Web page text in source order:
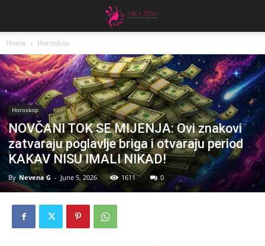
Home Horoskop
Horoskop
NOVČANI TOK SE MIJENJA: Ovi znakovi
zatvaraju poglavlje briga i otvaraju period
KAKAV NISU IMALI NIKAD!
By Nevena G - June 5, 2026 1611 0